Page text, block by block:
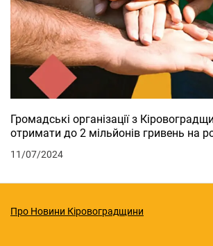
Громадські організації з
отримати до 2 мільйонів гривень на
11/07/2024
Про Новини Кіровоградщини